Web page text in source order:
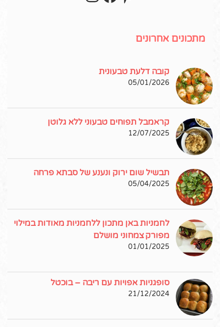
מתכונים אחרונים
קובה דלעת טבעונית
05/01/2026
קראמבל תפוחים טבעוני ללא גלוטן
12/07/2025
תבשיל שום ירוק ונענע של סבתא פרחה
05/04/2025
לחמניות באן מתכון ללחמניות מאודות במילוי
מפורק צמחוני מושלם
01/01/2025
סופגניות אפויות עם ריבה – בוכטל
21/12/2024